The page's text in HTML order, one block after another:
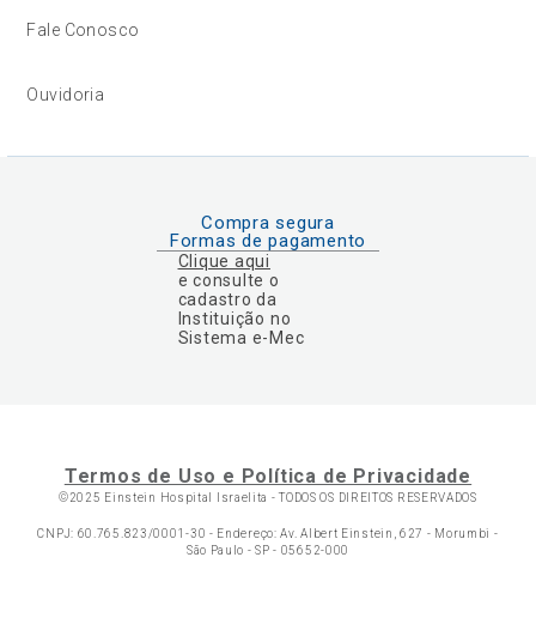
Fale Conosco
Ouvidoria
Compra segura
Formas de pagamento
Clique aqui
e consulte o
cadastro da
Instituição no
Sistema e-Mec
Termos de Uso e Política de Privacidade
©2025 Einstein Hospital Israelita -TODOS OS DIREITOS RESERVADOS
CNPJ: 60.765.823/0001-30 - Endereço: Av. Albert Einstein, 627 - Morumbi -
São Paulo - SP - 05652-000